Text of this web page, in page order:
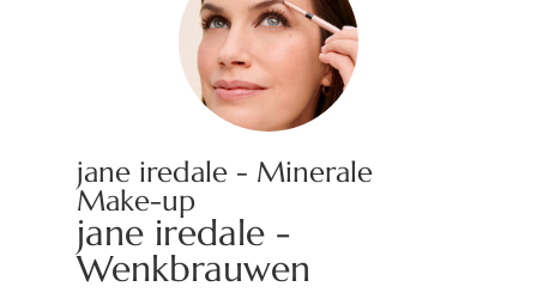
jane iredale - Minerale
Make-up
jane iredale -
Wenkbrauwen